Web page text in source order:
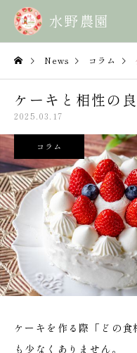
News コラム
ケーキと相性の
2025.03.17
コラム
ケーキを作る際「どの
も少なくありません。